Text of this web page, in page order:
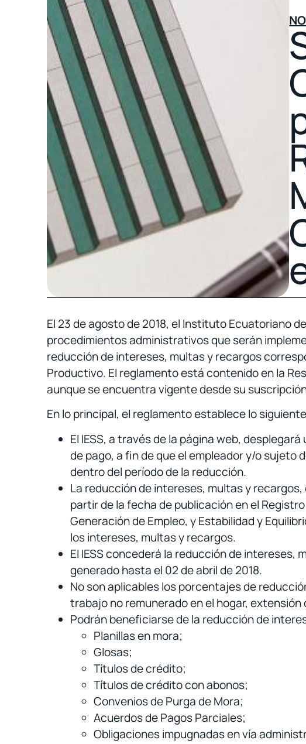
El 23 de agosto de 2018, el Instituto Ecuatoriano
procedimientos administrativos que serán
reducción de intereses, multas y recargos
Productivo. El reglamento está contenido en la
aunque se encuentra vigente desde su
En lo principal, el reglamento establece lo
El IESS, a través de la página web,
de pago, a fin de que el empleador y/o sujeto
dentro del período de la reducción.
La reducción de intereses, multas y
partir de la fecha de publicación en el
Generación de Empleo, y Estabilidad y
los intereses, multas y recargos.
El IESS concederá la reducción de
generado hasta el 02 de abril de 2018.
No son aplicables los porcentajes de
trabajo no remunerado en el hogar,
Podrán beneficiarse de la reducción de
Planillas en mora;
Glosas;
Títulos de crédito;
Títulos de crédito con abonos;
Convenios de Purga de Mora;
Acuerdos de Pagos Parciales;
Obligaciones impugnadas en vía